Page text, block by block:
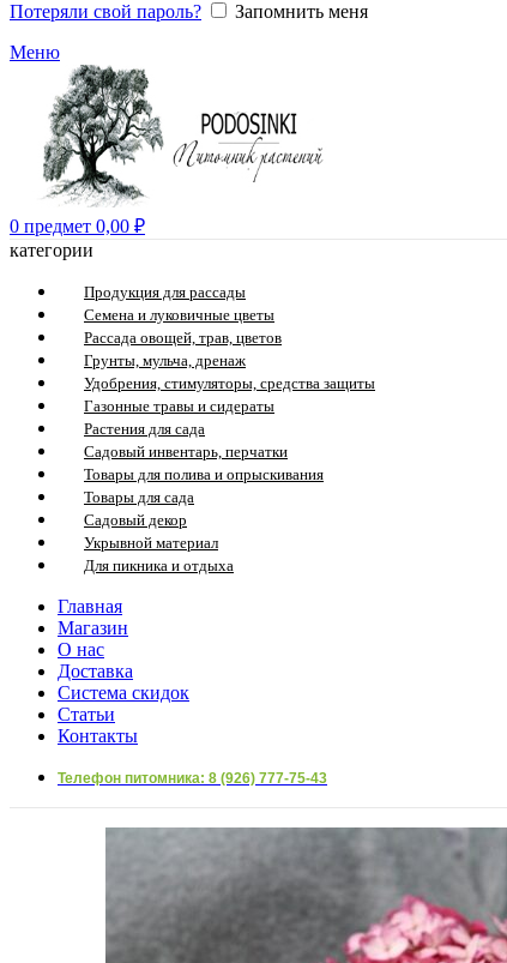
Потеряли свой пароль?
Запомнить меня
Меню
0 предмет 0,00 ₽
категории
Продукция для рассады
Семена и луковичные цветы
Рассада овощей, трав, цветов
Грунты, мульча, дренаж
Удобрения, стимуляторы, средства защиты
Газонные травы и сидераты
Растения для сада
Садовый инвентарь, перчатки
Товары для полива и опрыскивания
Товары для сада
Садовый декор
Укрывной материал
Для пикника и отдыха
Главная
Магазин
О нас
Доставка
Система скидок
Статьи
Контакты
Телефон питомника: 8 (926) 777-75-43